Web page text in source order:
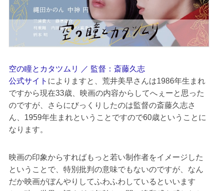
空の瞳とカタツムリ ／ 監督：斎藤久志
公式サイト によりますと、荒井美早さんは1986年生まれ
ですから現在33歳、映画の内容からしてへぇーと思った
のですが、さらにびっくりしたのは監督の斎藤久志さ
ん、1959年生まれということですので60歳ということに
なります。
映画の印象からすればもっと若い制作者をイメージした
ということで、特別批判の意味でもないのですが、なん
だか映画がぼんやりしてふわふわしているといいます